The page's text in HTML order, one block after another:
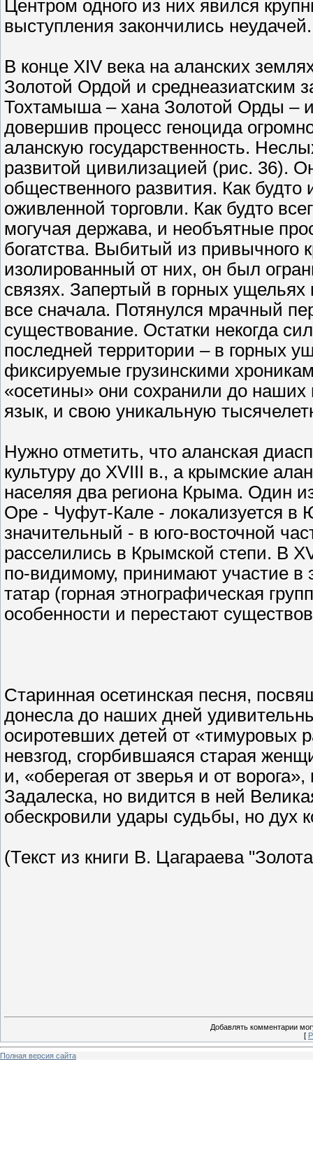
Центром одного из них явился
выступления закончились неудачей.
В конце XIV века на аланских
Золотой Ордой и среднеазиатским
Тохтамыша – хана Золотой Орды –
довершив процесс геноцида
аланскую государственность.
развитой цивилизацией (рис. 36).
общественного развития. Как
оживленной торговли. Как будто
могучая держава, и необъятные
богатства. Выбитый из привычного
изолированный от них, он был
связях. Запертый в горных
все сначала. Потянулся мрачный
существование. Остатки некогда
последней территории – в горных
фиксируемые грузинскими
«осетины» они сохранили до
язык, и свою уникальную
Нужно отметить, что аланская
культуру до XVIII в., а крымские
населяя два региона Крыма. Один
Оре - Чуфут-Кале - локализуется в
значительный - в юго-восточной
расселились в Крымской степи. В
по-видимому, принимают участие в
татар (горная этнографическая
особенности и перестают
Старинная осетинская песня,
донесла до наших дней
осиротевших детей от «тимуровых
невзгод, сгорбившаяся старая
и, «оберегая от зверья и от
Задалеска, но видится в ней
обескровили удары судьбы, но дух
(Текст из книги В. Цагараева
Добавлять комментарии
[
Полная версия сайта